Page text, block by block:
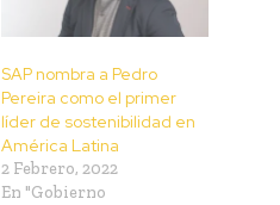
SAP nombra a Pedro
Pereira como el primer
líder de sostenibilidad en
América Latina
2 Febrero, 2022
En "Gobierno